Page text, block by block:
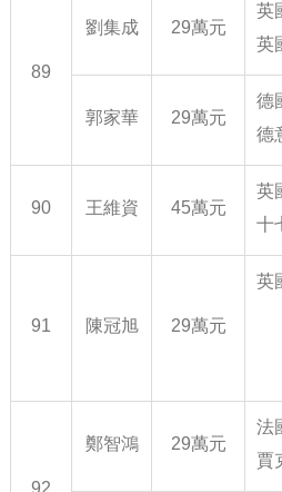
89
劉集成 29萬元
英
英
郭家華 29萬元
德
德
90 王維資 45萬元
英
十
91 陳冠旭 29萬元
英
92
鄭智鴻 29萬元
法
賈